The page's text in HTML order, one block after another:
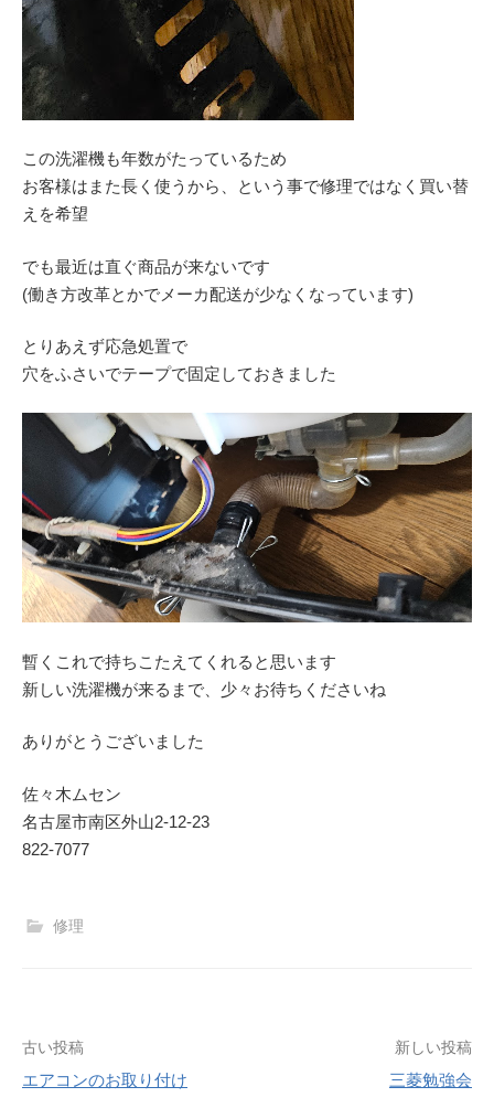
この洗濯機も年数がたっているため
お客様はまた長く使うから、という事で修理ではなく買い替
えを希望
でも最近は直ぐ商品が来ないです
(働き方改革とかでメーカ配送が少なくなっています)
とりあえず応急処置で
穴をふさいでテープで固定しておきました
暫くこれで持ちこたえてくれると思います
新しい洗濯機が来るまで、少々お待ちくださいね
ありがとうございました
佐々木ムセン
名古屋市南区外山2‐12‐23
822-7077
修理
投
稿
古い投稿
エアコンのお取り付け
新しい投稿
三菱勉強会